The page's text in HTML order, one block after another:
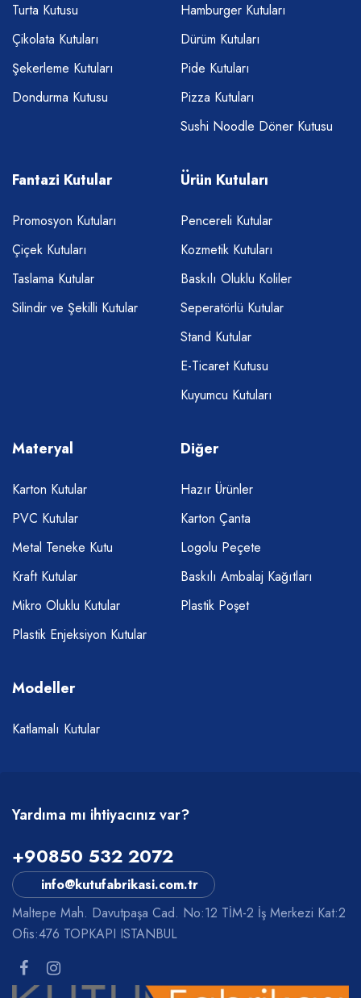
Turta Kutusu
Çikolata Kutuları
Şekerleme Kutuları
Dondurma Kutusu
Hamburger Kutuları
Dürüm Kutuları
Pide Kutuları
Pizza Kutuları
Sushi Noodle Döner Kutusu
Fantazi Kutular
Promosyon Kutuları
Çiçek Kutuları
Taslama Kutular
Silindir ve Şekilli Kutular
Ürün Kutuları
Pencereli Kutular
Kozmetik Kutuları
Baskılı Oluklu Koliler
Seperatörlü Kutular
Stand Kutular
E-Ticaret Kutusu
Kuyumcu Kutuları
Materyal
Karton Kutular
PVC Kutular
Metal Teneke Kutu
Kraft Kutular
Mikro Oluklu Kutular
Plastik Enjeksiyon Kutular
Diğer
Hazır Ürünler
Karton Çanta
Logolu Peçete
Baskılı Ambalaj Kağıtları
Plastik Poşet
Modeller
Katlamalı Kutular
Yardıma mı ihtiyacınız var?
+90850 532 2072
info@kutufabrikasi.com.tr
Maltepe Mah. Davutpaşa Cad. No:12 TİM-2 İş Merkezi Kat:2
Ofis:476 TOPKAPI ISTANBUL